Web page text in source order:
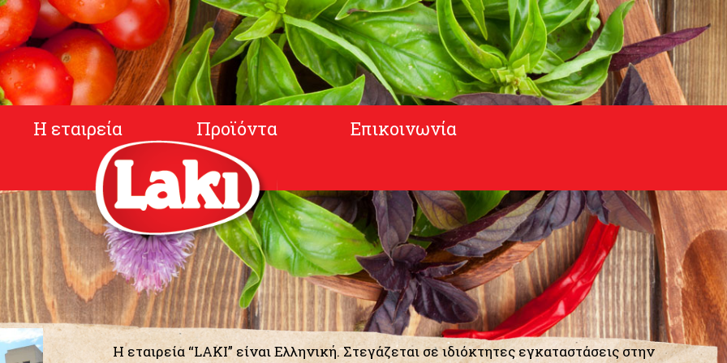
Η εταιρεία Προϊόντα Επικοινωνία
Η εταιρεία “LAKI” είναι Ελληνική. Στεγάζεται σε ιδιόκτητες εγκαταστάσεις στην